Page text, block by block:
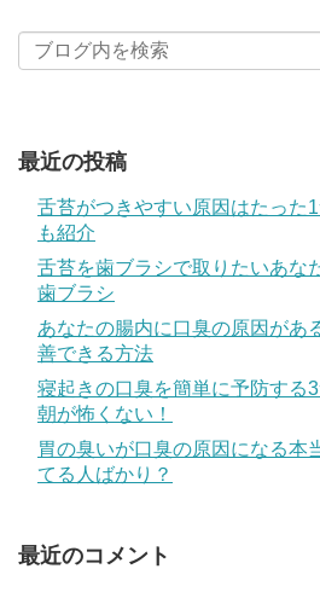
最近の投稿
舌苔がつきやすい原因はたった
も紹介
舌苔を歯ブラシで取りたいあな
歯ブラシ
あなたの腸内に口臭の原因があ
善できる方法
寝起きの口臭を簡単に予防する
朝が怖くない！
胃の臭いが口臭の原因になる本
てる人ばかり？
最近のコメント